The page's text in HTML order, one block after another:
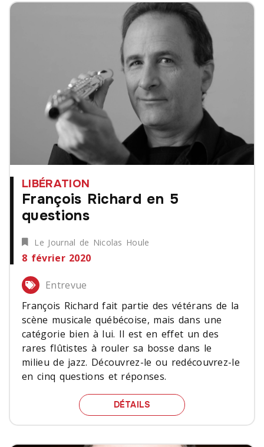
LIBÉRATION
François Richard en 5
questions
Le Journal de Nicolas Houle
8 février 2020
Entrevue
François Richard fait partie des vétérans de la
scène musicale québécoise, mais dans une
catégorie bien à lui. Il est en effet un des
rares flûtistes à rouler sa bosse dans le
milieu de jazz. Découvrez-le ou redécouvrez-le
en cinq questions et réponses.
DÉTAILS FRANÇOIS RICHARD EN